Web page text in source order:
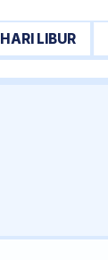
HARI LIBUR